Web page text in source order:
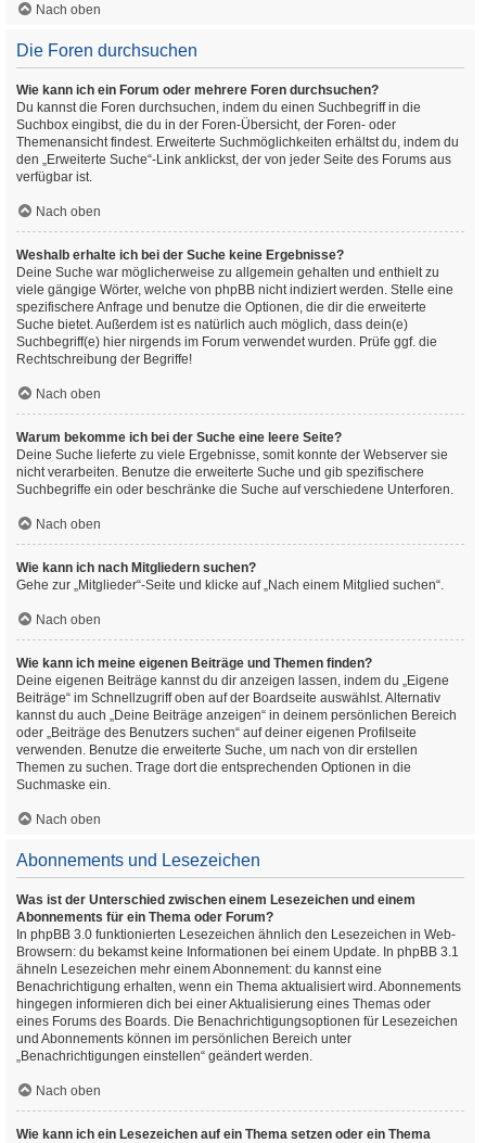
Nach oben
Die Foren durchsuchen
Wie kann ich ein Forum oder mehrere Foren durchsuchen?
Du kannst die Foren durchsuchen, indem du einen Suchbegriff in die
Suchbox eingibst, die du in der Foren-Übersicht, der Foren- oder
Themenansicht findest. Erweiterte Suchmöglichkeiten erhältst du, indem du
den „Erweiterte Suche“-Link anklickst, der von jeder Seite des Forums aus
verfügbar ist.
Nach oben
Weshalb erhalte ich bei der Suche keine Ergebnisse?
Deine Suche war möglicherweise zu allgemein gehalten und enthielt zu
viele gängige Wörter, welche von phpBB nicht indiziert werden. Stelle eine
spezifischere Anfrage und benutze die Optionen, die dir die erweiterte
Suche bietet. Außerdem ist es natürlich auch möglich, dass dein(e)
Suchbegriff(e) hier nirgends im Forum verwendet wurden. Prüfe ggf. die
Rechtschreibung der Begriffe!
Nach oben
Warum bekomme ich bei der Suche eine leere Seite?
Deine Suche lieferte zu viele Ergebnisse, somit konnte der Webserver sie
nicht verarbeiten. Benutze die erweiterte Suche und gib spezifischere
Suchbegriffe ein oder beschränke die Suche auf verschiedene Unterforen.
Nach oben
Wie kann ich nach Mitgliedern suchen?
Gehe zur „Mitglieder“-Seite und klicke auf „Nach einem Mitglied suchen“.
Nach oben
Wie kann ich meine eigenen Beiträge und Themen finden?
Deine eigenen Beiträge kannst du dir anzeigen lassen, indem du „Eigene
Beiträge“ im Schnellzugriff oben auf der Boardseite auswählst. Alternativ
kannst du auch „Deine Beiträge anzeigen“ in deinem persönlichen Bereich
oder „Beiträge des Benutzers suchen“ auf deiner eigenen Profilseite
verwenden. Benutze die erweiterte Suche, um nach von dir erstellen
Themen zu suchen. Trage dort die entsprechenden Optionen in die
Suchmaske ein.
Nach oben
Abonnements und Lesezeichen
Was ist der Unterschied zwischen einem Lesezeichen und einem
Abonnements für ein Thema oder Forum?
In phpBB 3.0 funktionierten Lesezeichen ähnlich den Lesezeichen in Web-
Browsern: du bekamst keine Informationen bei einem Update. In phpBB 3.1
ähneln Lesezeichen mehr einem Abonnement: du kannst eine
Benachrichtigung erhalten, wenn ein Thema aktualisiert wird. Abonnements
hingegen informieren dich bei einer Aktualisierung eines Themas oder
eines Forums des Boards. Die Benachrichtigungsoptionen für Lesezeichen
und Abonnements können im persönlichen Bereich unter
„Benachrichtigungen einstellen“ geändert werden.
Nach oben
Wie kann ich ein Lesezeichen auf ein Thema setzen oder ein Thema